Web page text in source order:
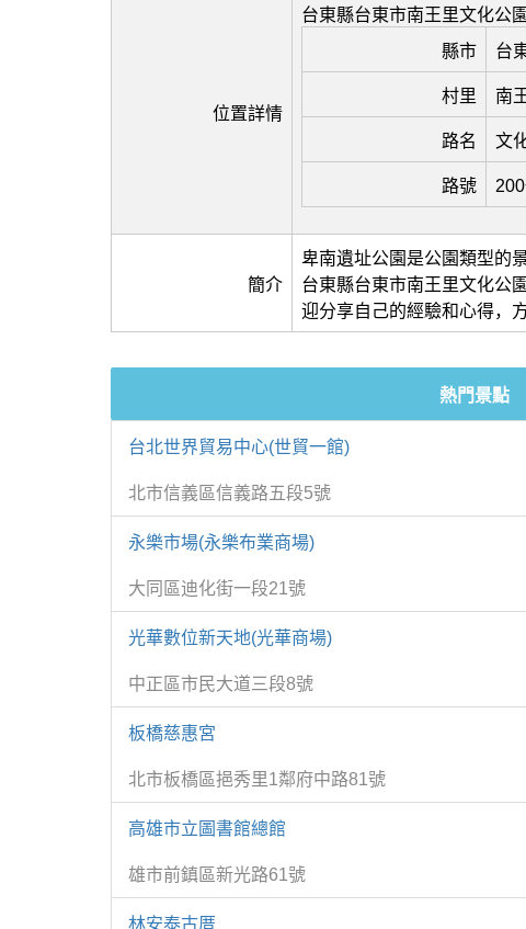
位置詳情
台東縣台東市南王里文化公
縣市
台
村里 南
路名 文
路號
簡介
卑南遺址公園是公園類型的
台東縣台東市南王里文化公
迎分享自己的經驗和心得，
熱門景點
台北世界貿易中心(世貿一館)
北市信義區信義路五段5號
永樂市場(永樂布業商場)
大同區迪化街一段21號
光華數位新天地(光華商場)
中正區市民大道三段8號
板橋慈惠宮
北市板橋區挹秀里1鄰府中路81號
高雄市立圖書館總館
雄市前鎮區新光路61號
林安泰古厝